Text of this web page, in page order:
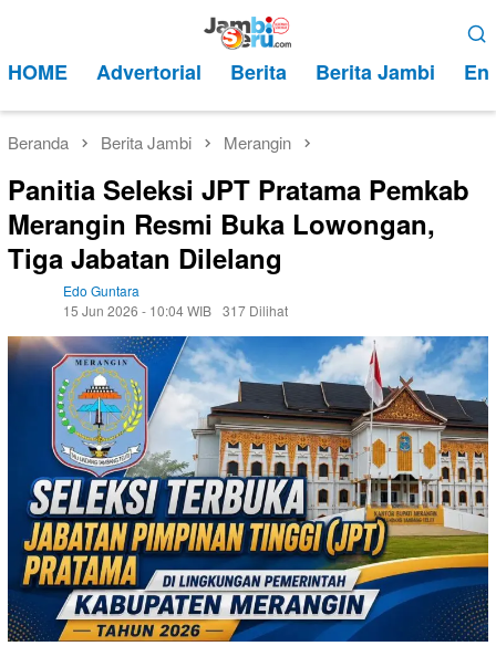
kontenMobile
HOME Advertorial Berita Berita Jambi
Beranda Berita Jambi Merangin
Panitia Seleksi JPT Pratama Pemkab
Merangin Resmi Buka Lowongan,
Tiga Jabatan Dilelang
Edo Guntara
15 Jun 2026 - 10:04 WIB 317 Dilihat